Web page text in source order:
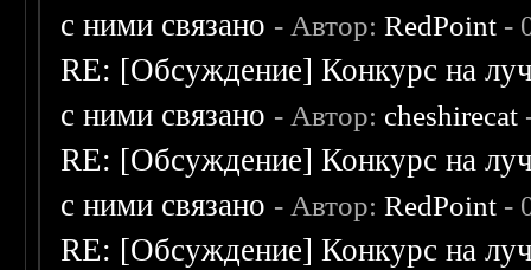
с ними связано - Автор:RedPoint -
RE: [Обсуждение] Конкурс на
с ними связано - Автор: cheshirecat
RE: [Обсуждение] Конкурс на
с ними связано - Автор:RedPoint -
RE: [Обсуждение] Конкурс на